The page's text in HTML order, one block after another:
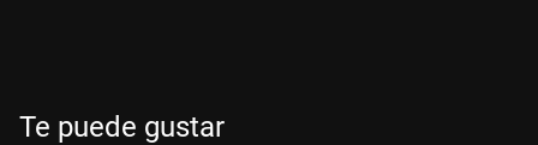
Te puede gustar